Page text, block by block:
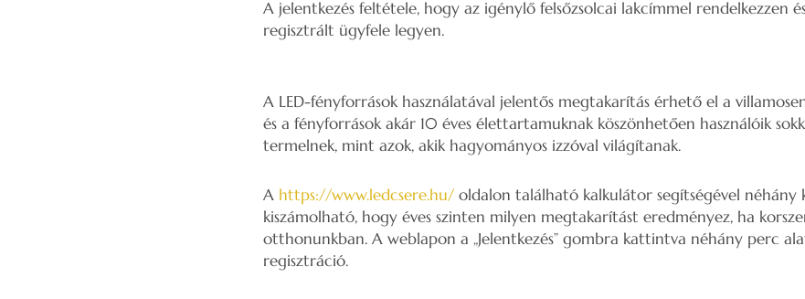
A jelentkezés feltétele, hogy az igénylő felsőzsolcai lakcímmel rendelkezzen
regisztrált ügyfele legyen.
A LED-fényforrások használatával jelentős megtakarítás érhető el a
és a fényforrások akár 10 éves élettartamuknak köszönhetően használóik
termelnek, mint azok, akik hagyományos izzóval világítanak.
A https://www.ledcsere.hu/oldalon található kalkulátor segítségével néhány
kiszámolható, hogy éves szinten milyen megtakarítást eredményez, ha
otthonunkban. A weblapon a „Jelentkezés” gombra kattintva néhány perc
regisztráció.